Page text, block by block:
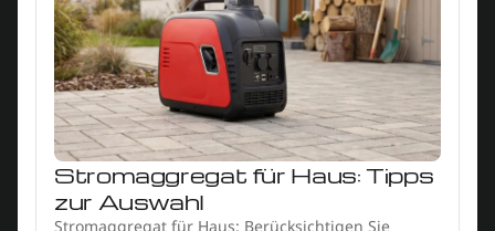
Stromaggregat für Haus: Tipps
zur Auswahl
Stromaggregat für Haus: Berücksichtigen Sie